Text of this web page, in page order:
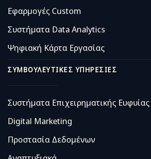
Εφαρμογές Custom
Συστήματα Data Analytics
Ψηφιακή Κάρτα Εργασίας
ΣΥΜΒΟΥΛΕΥΤΙΚΈΣ ΥΠΗΡΕΣΊΕΣ
Συστήματα Επιχειρηματικής Ευφυίας
Digital Marketing
Προστασία Δεδομένων